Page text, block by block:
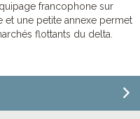
francophone sur
et une petite annexe permet
flottants du delta.